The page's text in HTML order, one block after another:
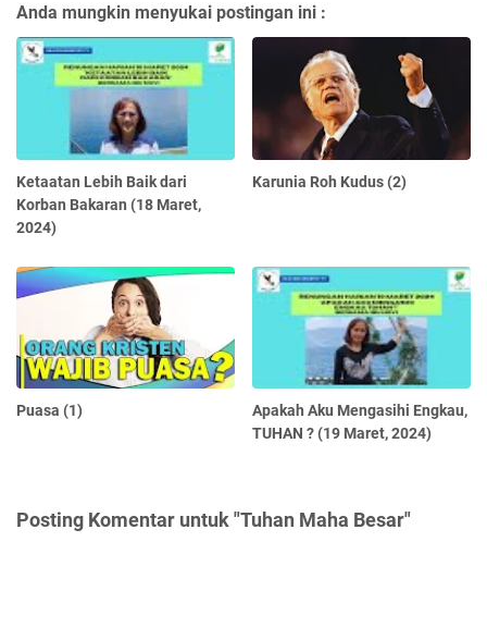
Anda mungkin menyukai postingan ini :
Ketaatan Lebih Baik dari
Korban Bakaran (18 Maret,
2024)
Karunia Roh Kudus (2)
Puasa (1)
Apakah Aku Mengasihi Engkau,
TUHAN ? (19 Maret, 2024)
Posting Komentar untuk "Tuhan Maha Besar"